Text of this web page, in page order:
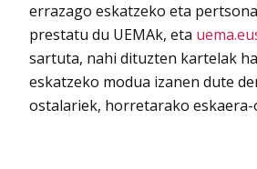
errazago eskatzeko eta
prestatu du UEMAk, eta
sartuta, nahi dituzten kartelak
eskatzeko modua izanen dute
ostalariek, horretarako